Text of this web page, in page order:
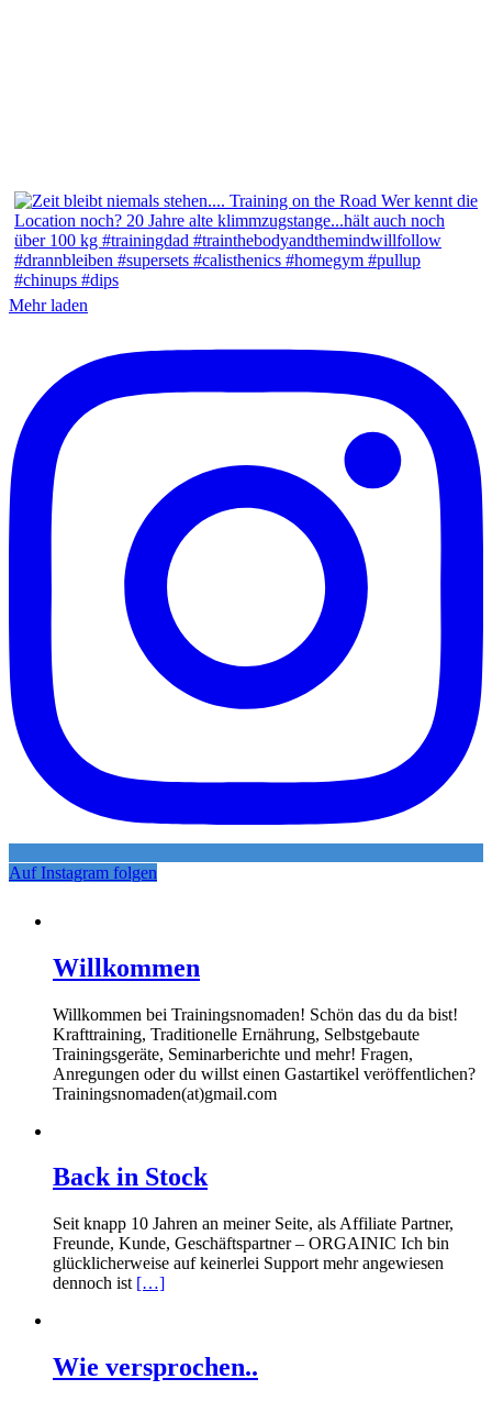
Mehr laden
Auf Instagram folgen
Willkommen
Willkommen bei Trainingsnomaden! Schön das du da bist!
Krafttraining, Traditionelle Ernährung, Selbstgebaute
Trainingsgeräte, Seminarberichte und mehr! Fragen,
Anregungen oder du willst einen Gastartikel veröffentlichen?
Trainingsnomaden(at)gmail.com
Back in Stock
Seit knapp 10 Jahren an meiner Seite, als Affiliate Partner,
Freunde, Kunde, Geschäftspartner – ORGAINIC Ich bin
glücklicherweise auf keinerlei Support mehr angewiesen
dennoch ist […]
Wie versprochen..